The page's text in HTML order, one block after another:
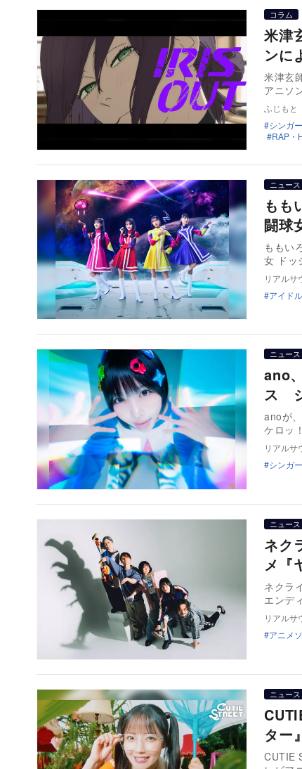
コラム
米津
ンに
米津玄
アニソ
ふじもと
シンガ
RAP・
ニュース
もも
闘球
ももい
女 ドッ
リアルサ
アイドル
ニュース
ano
ス
anoが
ケロッ
リアルサ
シンガー
ニュース
ネク
メ『
ネクラ
エンデ
リアルサ
アニメ
ニュース
ター
CUTIE